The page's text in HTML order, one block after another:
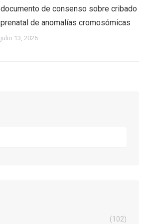
documento de consenso sobre cribado
prenatal de anomalías cromosómicas
julio 13, 2026
(102)